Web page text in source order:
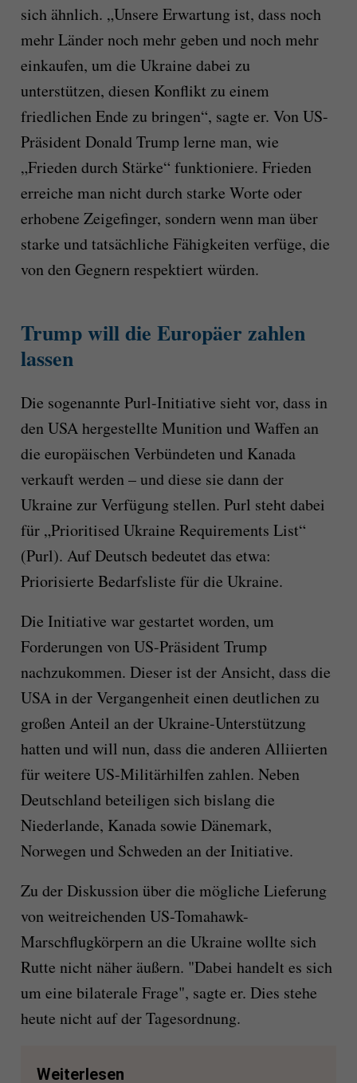
sich ähnlich. „Unsere Erwartung ist, dass noch
mehr Länder noch mehr geben und noch mehr
einkaufen, um die Ukraine dabei zu
unterstützen, diesen Konflikt zu einem
friedlichen Ende zu bringen“, sagte er. Von US-
Präsident Donald Trump lerne man, wie
„Frieden durch Stärke“ funktioniere. Frieden
erreiche man nicht durch starke Worte oder
erhobene Zeigefinger, sondern wenn man über
starke und tatsächliche Fähigkeiten verfüge, die
von den Gegnern respektiert würden.
Trump will die Europäer zahlen
lassen
Die sogenannte Purl-Initiative sieht vor, dass in
den USA hergestellte Munition und Waffen an
die europäischen Verbündeten und Kanada
verkauft werden – und diese sie dann der
Ukraine zur Verfügung stellen. Purl steht dabei
für „Prioritised Ukraine Requirements List“
(Purl). Auf Deutsch bedeutet das etwa:
Priorisierte Bedarfsliste für die Ukraine.
Die Initiative war gestartet worden, um
Forderungen von US-Präsident Trump
nachzukommen. Dieser ist der Ansicht, dass die
USA in der Vergangenheit einen deutlichen zu
großen Anteil an der Ukraine-Unterstützung
hatten und will nun, dass die anderen Alliierten
für weitere US-Militärhilfen zahlen. Neben
Deutschland beteiligen sich bislang die
Niederlande, Kanada sowie Dänemark,
Norwegen und Schweden an der Initiative.
Zu der Diskussion über die mögliche Lieferung
von weitreichenden US-Tomahawk-
Marschflugkörpern an die Ukraine wollte sich
Rutte nicht näher äußern. "Dabei handelt es sich
um eine bilaterale Frage", sagte er. Dies stehe
heute nicht auf der Tagesordnung.
Weiterlesen